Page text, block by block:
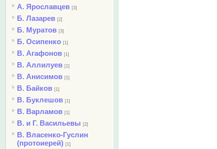
А. Ярославцев [3]
Б. Лазарев [2]
Б. Муратов [3]
Б. Осипенко [1]
В. Агафонов [1]
В. Аллилуев [1]
В. Анисимов [1]
В. Байков [1]
В. Буклешов [1]
В. Варламов [1]
В. и Г. Васильевы [2]
В. Власенко-Гуслин
(протоиерей) [1]